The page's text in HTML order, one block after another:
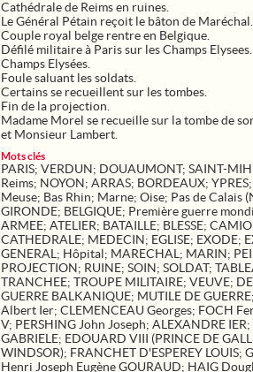
Cathédrale de Reims en ruines.
Le Général Pétain reçoit le bâton de
Couple royal belge rentre en Belgique.
Défilé militaire à Paris sur les Champs
Champs Elysées.
Foule saluant les soldats.
Certains se recueillent sur les tombes.
Fin de la projection.
Madame Morel se recueille sur la tombe de
et Monsieur Lambert.
Mots clés
PARIS; VERDUN; DOUAUMONT; SAINT-
Reims; NOYON; ARRAS; BORDEAUX; YPRES;
Meuse; Bas Rhin; Marne; Oise; Pas de Calais
GIRONDE; BELGIQUE; Première guerre
ARMEE; ATELIER; BATAILLE; BLESSE;
CATHEDRALE; MEDECIN; EGLISE; EXODE;
GENERAL ; Hôpital; MARECHAL ; MARIN;
PROJECTION; RUINE; SOIN; SOLDAT;
TRANCHEE; TROUPE MILITAIRE; VEUVE;
GUERRE BALKANIQUE; MUTILE DE GUERRE;
Albert Ier; CLEMENCEAU Georges; FOCH
V; PERSHING John Joseph; ALEXANDRE IER;
GABRIELE; EDOUARD VIII (PRINCE DE
WINDSOR); FRANCHET D'ESPEREY LOUIS;
Henri Joseph Eugène GOURAUD; HAIG